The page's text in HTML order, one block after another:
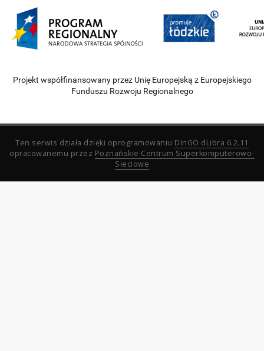
Projekt współfinansowany przez Unię Europejską z Europejskiego
Funduszu Rozwoju Regionalnego
Ten serwis działa dzięki oprogramowaniu DInGO dLibra 6.2.11
opracowanemu przez Poznańskie Centrum Superkomputerowo-
Sieciowe